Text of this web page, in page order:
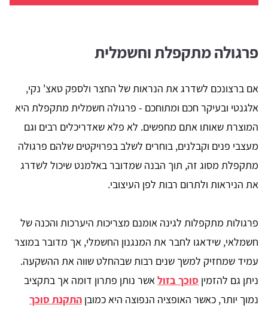
פרגולה מתקפלת וחשמלית
אם ברצונכם לשדרג את הנראות של החצר ולספק טאצ' נקי,
אלגנטי ובעיקר חכם ומתוחכם - פרגולה חשמלית מתקפלת היא
המוצרת שאותו אתם מחפשים. לא פלא שאדריכלים רבים וגם
מעצבי פנים וקבלנים, בוחרים לשלב בפרויקטים שלהם פרגולה
מתקפלת מסוג זה, תוך הבנה שמדובר באלמנט שיכול לשדרג
את הניראות ולתרום רבות לפן העיצובי.
פרגולות מתקפלות לגינה אומנם מצריכות היערכות והכנה של
חשמלאי, שידאגו לחבר את המנגנון החשמלי, אך מדובר במוצר
עמיד שמחזיק למשך שנים רבות שבהחלט שווה את ההשקעה.
ניתן גם להזמין סוכך בזולאשר נותן פתרון דומה אך בתקציב
נמוך יותר, כאשר האופציה הנפוצה היא כמובן התקנת סוכך